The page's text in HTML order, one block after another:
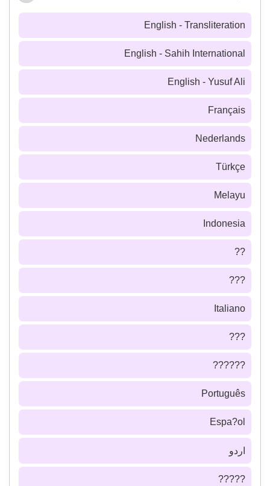
English - Transliteration
English - Sahih International
English - Yusuf Ali
Français
Nederlands
Türkçe
Melayu
Indonesia
??
???
Italiano
???
??????
Português
Espa?ol
اردو
?????